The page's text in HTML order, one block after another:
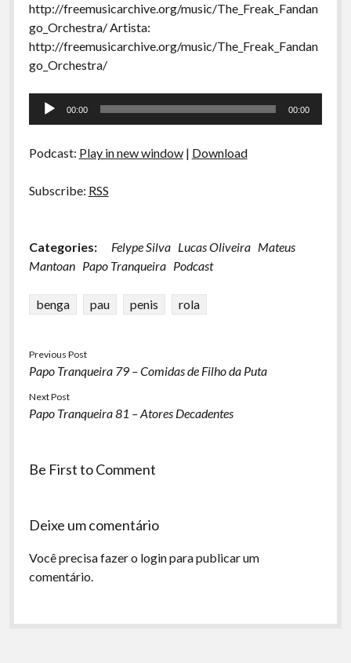
http://freemusicarchive.org/music/The_Freak_Fandan
go_Orchestra/ Artista:
http://freemusicarchive.org/music/The_Freak_Fandan
go_Orchestra/
Tocador
00:00 00:00
Podcast: Play in new window| Download
Subscribe: RSS
Categories: Felype Silva Lucas Oliveira Mateus
Mantoan Papo Tranqueira Podcast
benga pau penis rola
Previous Post
Papo Tranqueira 79 – Comidas de Filho da Puta
Next Post
Papo Tranqueira 81 – Atores Decadentes
Be First to Comment
Deixe um comentário
Você precisa fazer o loginpara publicar um
comentário.